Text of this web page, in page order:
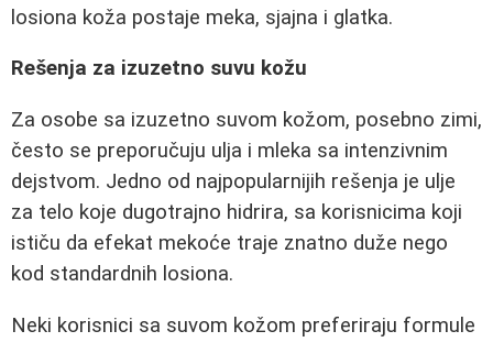
losiona koža postaje meka, sjajna i glatka.
Rešenja za izuzetno suvu kožu
Za osobe sa izuzetno suvom kožom, posebno zimi,
često se preporučuju ulja i mleka sa intenzivnim
dejstvom. Jedno od najpopularnijih rešenja je ulje
za telo koje dugotrajno hidrira, sa korisnicima koji
ističu da efekat mekoće traje znatno duže nego
kod standardnih losiona.
Neki korisnici sa suvom kožom preferiraju formule